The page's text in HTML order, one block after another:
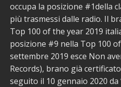
occupa la posizione #1della
più trasmessi dalle radio. Il
Top 100 of the year 2019
posizione #9 nella Top 100
settembre 2019 esce Non
Records), brano già
seguito il 10 gennaio 2020 da